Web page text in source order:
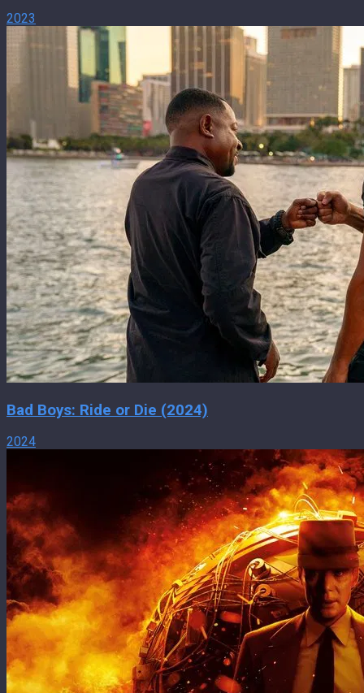
2023
Bad Boys: Ride or Die (2024)
2024